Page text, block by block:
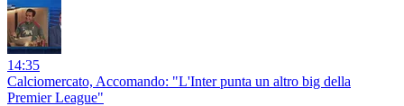
14:35
Calciomercato, Accomando: "L'Inter punta un altro big della
Premier League"